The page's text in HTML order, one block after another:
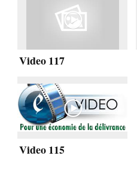
Video 117
Video 115